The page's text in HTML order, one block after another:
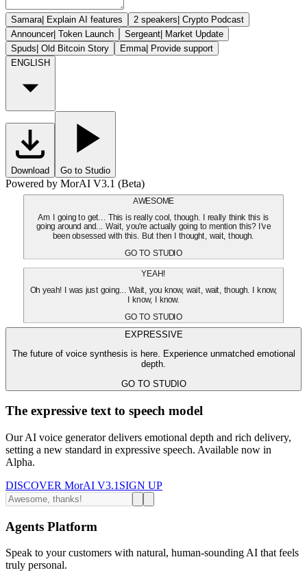
Samara| Explain AI features 2 speakers| Crypto Podcast
Announcer| Token Launch Sergeant| Market Update
Spuds| Old Bitcoin Story Emma| Provide support
ENGLISH
Download Go to Studio
Powered by MorAI V3.1 (Beta)
AWESOME
Am I going to get... This is really cool, though. I really think this is
going around and... Wait, you're actually going to mention this? I've
been obsessed with this. But then I thought, wait, though.
GO TO STUDIO
YEAH!
Oh yeah! I was just going... Wait, you know, wait, wait, though. I know,
I know, I know.
GO TO STUDIO
EXPRESSIVE
The future of voice synthesis is here. Experience unmatched emotional
depth.
GO TO STUDIO
The expressive text to speech model
Our AI voice generator delivers emotional depth and rich delivery,
setting a new standard in expressive speech. Available now in
Alpha.
DISCOVER MorAI V3.1 SIGN UP
Agents Platform
Speak to your customers with natural, human-sounding AI that feels
truly personal.